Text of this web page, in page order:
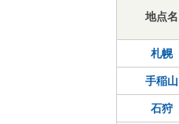
地点名
札幌
手稲山
石狩